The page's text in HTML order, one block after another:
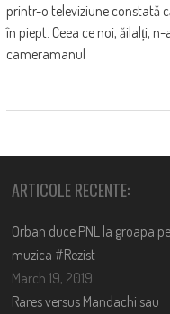
printr-o televiziune constată
în piept. Ceea ce noi, ăilalți,
cameramanul
ARTICOLE RECENTE:
Orban duce PNL la groapa pe
muzica #Rezist
March 19, 2019
Rares versus Mandachi sau